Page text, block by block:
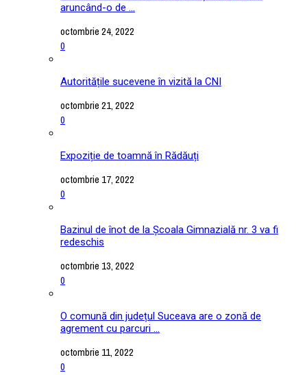
aruncând-o de ...
octombrie 24, 2022
0
Autoritățile sucevene în vizită la CNI
octombrie 21, 2022
0
Expoziție de toamnă în Rădăuți
octombrie 17, 2022
0
Bazinul de înot de la Școala Gimnazială nr. 3 va fi
redeschis
octombrie 13, 2022
0
O comună din județul Suceava are o zonă de
agrement cu parcuri ...
octombrie 11, 2022
0